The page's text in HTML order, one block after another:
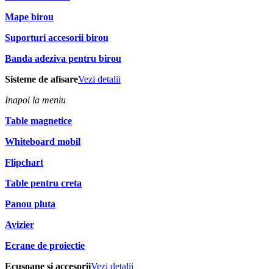
Mape birou
Suporturi accesorii birou
Banda adeziva pentru birou
Sisteme de afisareVezi detalii
Inapoi la meniu
Table magnetice
Whiteboard mobil
Flipchart
Table pentru creta
Panou pluta
Avizier
Ecrane de proiectie
Ecusoane si accesoriiVezi detalii